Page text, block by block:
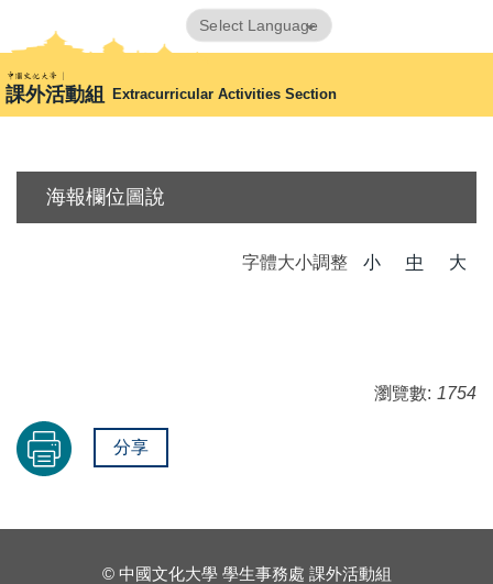
到
主
要
內
區
課外活動組 Extracurricular Activities Section
Translate
海報欄位圖說
字體大小調整 小 中 大
瀏覽數: 1754
分享
© 中國文化大學 學生事務處 課外活動組